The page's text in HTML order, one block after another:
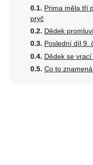
Prima měla tři
pryč
Dědek
Poslední díl 9.
Dědek se
Co to